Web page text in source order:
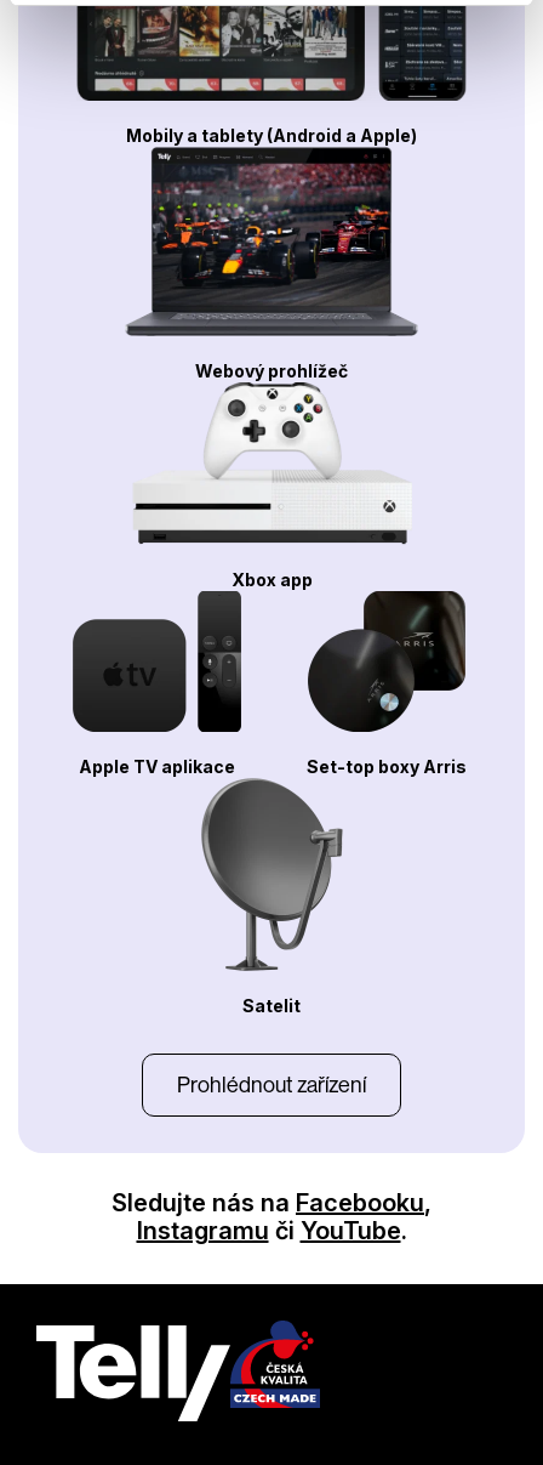
Mobily a tablety (Android a Apple)
Webový prohlížeč
Xbox app
Apple TV aplikace Set-top boxy Arris
Satelit
Prohlédnout zařízení
Sledujte nás na Facebooku,
Instagramu či YouTube.